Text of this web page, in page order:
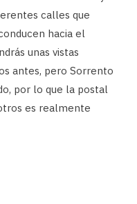
calles que
hacia el
unas vistas
antes, pero Sorrento
por lo que la postal
es realmente